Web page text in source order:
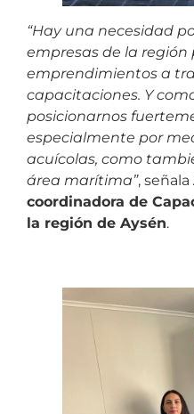
“Hay una necesidad
empresas de la región
emprendimientos a
capacitaciones. Y
posicionarnos
especialmente por
acuícolas, como
área marítima”, señala
coordinadora de
la región de Aysén.